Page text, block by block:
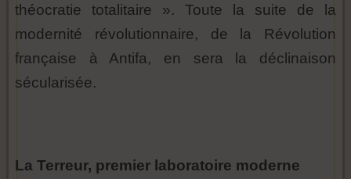
théocratie totalitaire ». Toute la suite de la
modernité révolutionnaire, de la Révolution
française à Antifa, en sera la déclinaison
sécularisée.
La Terreur, premier laboratoire moderne